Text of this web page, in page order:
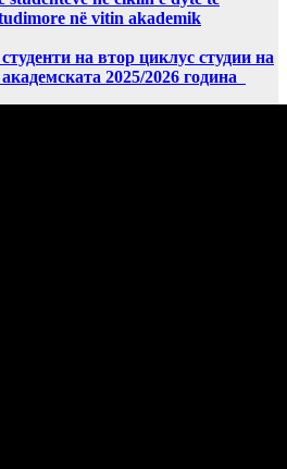
në vitin akademik
на втор циклус студии на
2025/2026 година